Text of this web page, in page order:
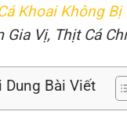
Khoai Không Bị
Gia Vị, Thịt Cá
Dung Bài Viết